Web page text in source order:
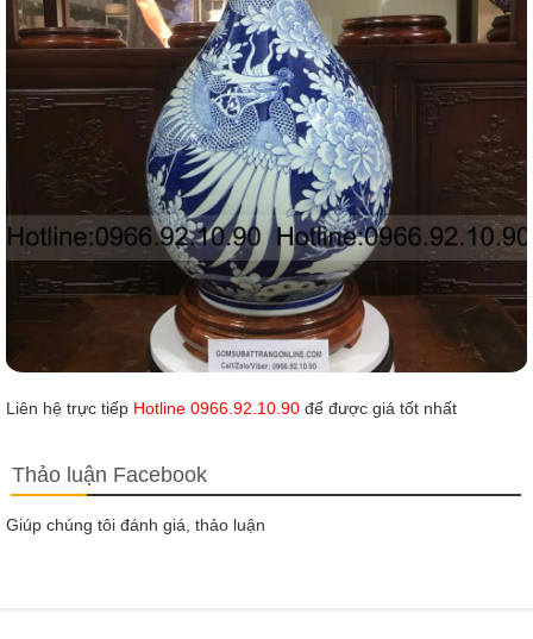
Liên hệ trực tiếp Hotline 0966.92.10.90 để được giá tốt nhất
Thảo luận Facebook
Giúp chúng tôi đánh giá, thảo luận